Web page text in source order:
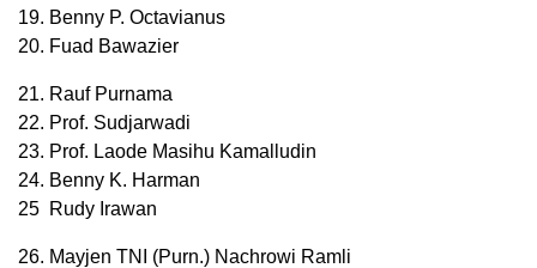
19. Benny P. Octavianus
20. Fuad Bawazier
21. Rauf Purnama
22. Prof. Sudjarwadi
23. Prof. Laode Masihu Kamalludin
24. Benny K. Harman
25 Rudy Irawan
26. Mayjen TNI (Purn.) Nachrowi Ramli